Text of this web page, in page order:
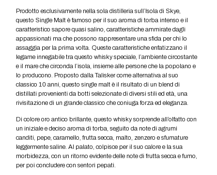
Prodotto esclusivamente nella sola distilleria sull’Isola di Skye,
questo Single Malt è famoso per il suo aroma di torba intenso e il
caratteristico sapore quasi salino, caratteristiche ammirate dagli
appassionati ma che possono rappresentare una sfida per chi lo
assaggia per la prima volta. Queste caratteristiche enfatizzano il
legame innegabile tra questo whisky speciale, l’ambiente circostante
e il mare che circonda l’isola, insieme alle persone che la popolano e
lo producono. Proposto dalla Talisker come alternativa al suo
classico 10 anni, questo single malt è il risultato di un blend di
distillati provenienti da botti selezionate di diversi stili ed età, una
rivisitazione di un grande classico che coniuga forza ed eleganza.
Di colore oro antico brillante, questo whisky sorprende all’olfatto con
un iniziale e deciso aroma di torba, seguito da note di agrumi
canditi, pepe, caramello, frutta secca, malto, zenzero e sfumature
leggermente saline. Al palato, colpisce per il suo calore e la sua
morbidezza, con un ritorno evidente delle note di frutta secca e fumo,
per poi concludere con sentori pepati.